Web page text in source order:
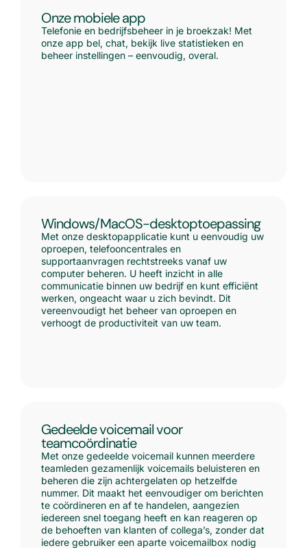
Onze mobiele app
Telefonie en bedrijfsbeheer in je broekzak! Met
onze app bel, chat, bekijk live statistieken en
beheer instellingen – eenvoudig, overal.
Windows/MacOS-desktoptoepassing
Met onze desktopapplicatie kunt u eenvoudig uw
oproepen, telefooncentrales en
supportaanvragen rechtstreeks vanaf uw
computer beheren. U heeft inzicht in alle
communicatie binnen uw bedrijf en kunt efficiënt
werken, ongeacht waar u zich bevindt. Dit
vereenvoudigt het beheer van oproepen en
verhoogt de productiviteit van uw team.
Gedeelde voicemail voor
teamcoördinatie
Met onze gedeelde voicemail kunnen meerdere
teamleden gezamenlijk voicemails beluisteren en
beheren die zijn achtergelaten op hetzelfde
nummer. Dit maakt het eenvoudiger om berichten
te coördineren en af te handelen, aangezien
iedereen snel toegang heeft en kan reageren op
de behoeften van klanten of collega’s, zonder dat
iedere gebruiker een aparte voicemailbox nodig